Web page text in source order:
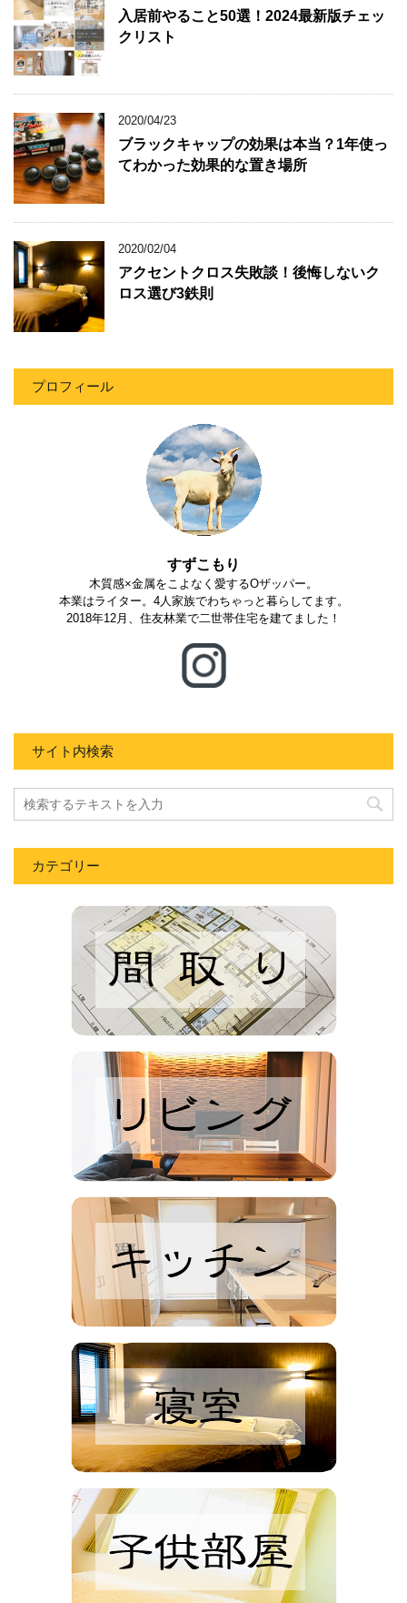
入居前やること50選！2024最新版チェッ
クリスト
2020/04/23
ブラックキャップの効果は本当？1年使っ
てわかった効果的な置き場所
2020/02/04
アクセントクロス失敗談！後悔しないク
ロス選び3鉄則
プロフィール
すずこもり
木質感×金属をこよなく愛するOザッパー。
本業はライター。4人家族でわちゃっと暮らしてます。
2018年12月、住友林業で二世帯住宅を建てました！
サイト内検索
カテゴリー